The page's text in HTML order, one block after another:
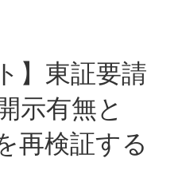
】東証要請
示有無と
再検証する